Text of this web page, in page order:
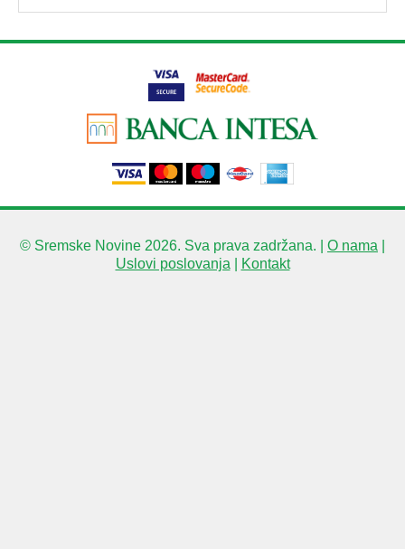
© Sremske Novine 2026. Sva prava zadržana. | O nama
Uslovi poslovanja
Kontakt